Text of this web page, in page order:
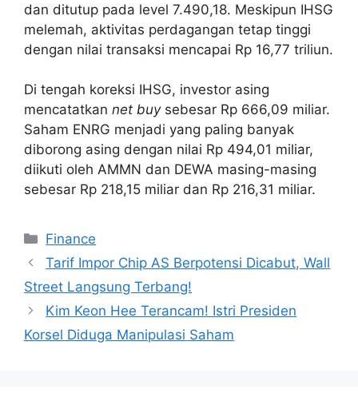
dan ditutup pada level 7.490,18. Meskipun IHSG
melemah, aktivitas perdagangan tetap tinggi
dengan nilai transaksi mencapai Rp 16,77 triliun.
Di tengah koreksi IHSG, investor asing
mencatatkan net buysebesar Rp 666,09 miliar.
Saham ENRG menjadi yang paling banyak
diborong asing dengan nilai Rp 494,01 miliar,
diikuti oleh AMMN dan DEWA masing-masing
sebesar Rp 218,15 miliar dan Rp 216,31 miliar.
Categories
Finance
Tarif Impor Chip AS Berpotensi Dicabut, Wall
Street Langsung Terbang!
Kim Keon Hee Terancam! Istri Presiden
Korsel Diduga Manipulasi Saham